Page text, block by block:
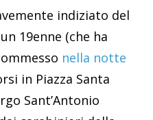
indiziato del
19enne (che ha
nella notte
in Piazza Santa
Sant’Antonio